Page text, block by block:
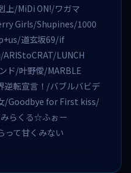
上/MiDi ON!/ワガマ
Girls/Shupines/1000
道玄坂69/if
LUNCH
ド/叶野僾/MARBLE
逆転宣言！/バブルバビデ
/Goodbye for First kiss/
らくる☆ふぉー
って甘くみない